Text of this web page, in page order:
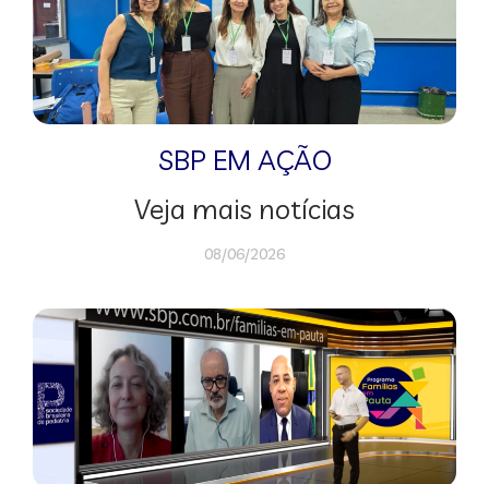
SBP EM AÇÃO
Veja mais notícias
08/06/2026